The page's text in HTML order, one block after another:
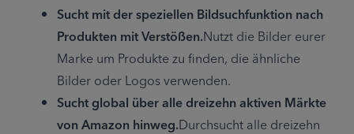
Sucht mit der speziellen Bildsuchfunktion nach
Produkten mit Verstößen.Nutzt die Bilder eurer
Marke um Produkte zu finden, die ähnliche
Bilder oder Logos verwenden.
Sucht global über alle dreizehn aktiven Märkte
von Amazon hinweg.Durchsucht alle dreizehn